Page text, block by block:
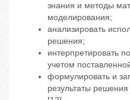
знания и методы
моделирования;
анализировать
решения;
интерпретировать
учетом
формулировать и
результаты